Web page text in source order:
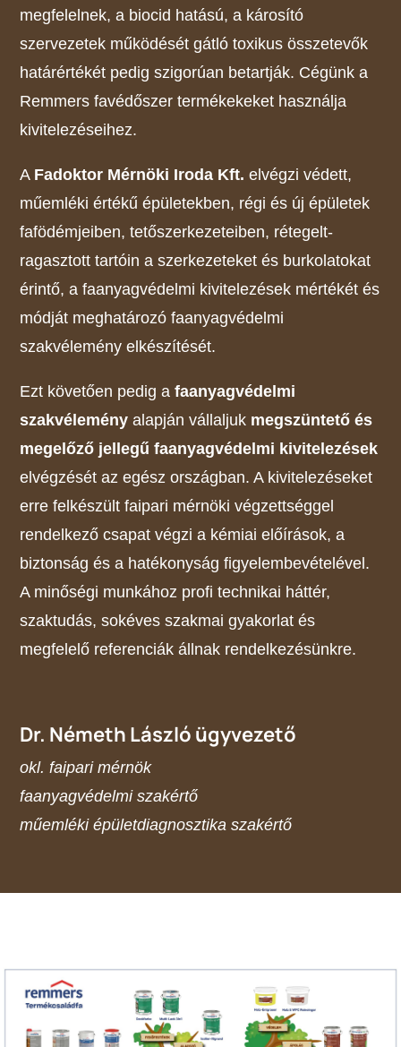
megfelelnek, a biocid hatású, a károsító
szervezetek működését gátló toxikus összetevők
határértékét pedig szigorúan betartják. Cégünk a
Remmers favédőszer termékekeket használja
kivitelezéseihez.
A Fadoktor Mérnöki Iroda Kft. elvégzi védett,
műemléki értékű épületekben, régi és új épületek
fafödémjeiben, tetőszerkezeteiben, rétegelt-
ragasztott tartóin a szerkezeteket és burkolatokat
érintő, a faanyagvédelmi kivitelezések mértékét és
módját meghatározó faanyagvédelmi
szakvélemény elkészítését.
Ezt követően pedig afaanyagvédelmi
szakvélemény alapján vállaljuk megszüntető és
megelőző jellegű faanyagvédelmi kivitelezések
elvégzését az egész országban. A kivitelezéseket
erre felkészült faipari mérnöki végzettséggel
rendelkező csapat végzi a kémiai előírások, a
biztonság és a hatékonyság figyelembevételével.
A minőségi munkához profi technikai háttér,
szaktudás, sokéves szakmai gyakorlat és
megfelelő referenciák állnak rendelkezésünkre.
Dr. Németh László ügyvezető
okl. faipari mérnök
faanyagvédelmi szakértő
műemléki épületdiagnosztika szakértő